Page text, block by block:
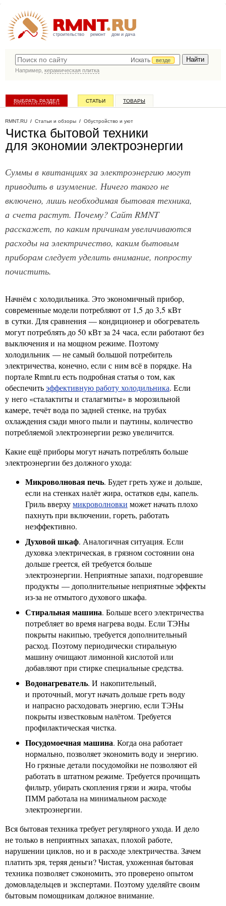
строительство ремонт дом и дача
Искать
везде
Например, керамическая плитка
ВЫБРАТЬ РАЗДЕЛ СТАТЬИ ТОВАРЫ
RMNT.RU / Статьи и обзоры / Обустройство и уют
Чистка бытовой техники
для экономии электроэнергии
Суммы в квитанциях за электроэнергию могут
приводить в изумление. Ничего такого не
включено, лишь необходимая бытовая техника,
а счета растут. Почему? Сайт RMNT
расскажет, по каким причинам увеличиваются
расходы на электричество, каким бытовым
приборам следует уделить внимание, попросту
почистить.
Начнём с холодильника. Это экономичный прибор,
современные модели потребляют от 1,5 до 3,5 кВт
в сутки. Для сравнения — кондиционер и обогреватель
могут потреблять до 50 кВт за 24 часа, если работают без
выключения и на мощном режиме. Поэтому
холодильник — не самый большой потребитель
электричества, конечно, если с ним всё в порядке. На
портале Rmnt.ru есть подробная статья о том, как
обеспечитьэффективную работу холодильника. Если
у него «сталактиты и сталагмиты» в морозильной
камере, течёт вода по задней стенке, на трубах
охлаждения сзади много пыли и паутины, количество
потребляемой электроэнергии резко увеличится.
Какие ещё приборы могут начать потреблять больше
электроэнергии без должного ухода:
Микроволновая печь. Будет греть хуже и дольше,
если на стенках налёт жира, остатков еды, капель.
Гриль вверхумикроволновки может начать плохо
пахнуть при включении, гореть, работать
неэффективно.
Духовой шкаф. Аналогичная ситуация. Если
духовка электрическая, в грязном состоянии она
дольше греется, ей требуется больше
электроэнергии. Неприятные запахи, подгоревшие
продукты — дополнительные неприятные эффекты
из-за не отмытого духового шкафа.
Стиральная машина. Больше всего электричества
потребляет во время нагрева воды. Если ТЭНы
покрыты накипью, требуется дополнительный
расход. Поэтому периодически стиральную
машину очищают лимонной кислотой или
добавляют при стирке специальные средства.
Водонагреватель. И накопительный,
и проточный, могут начать дольше греть воду
и напрасно расходовать энергию, если ТЭНы
покрыты известковым налётом. Требуется
профилактическая чистка.
Посудомоечная машина. Когда она работает
нормально, позволяет экономить воду и энергию.
Но грязные детали посудомойки не позволяют ей
работать в штатном режиме. Требуется прочищать
фильтр, убирать скопления грязи и жира, чтобы
ПММ работала на минимальном расходе
электроэнергии.
Вся бытовая техника требует регулярного ухода. И дело
не только в неприятных запахах, плохой работе,
нарушении циклов, но и в расходе электричества. Зачем
платить зря, теряя деньги? Чистая, ухоженная бытовая
техника позволяет сэкономить, это проверено опытом
домовладельцев и экспертами. Поэтому уделяйте своим
бытовым помощникам должное внимание.